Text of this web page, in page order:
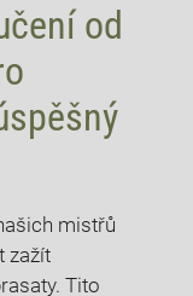
od
mistřů
⁢zažít
Tito